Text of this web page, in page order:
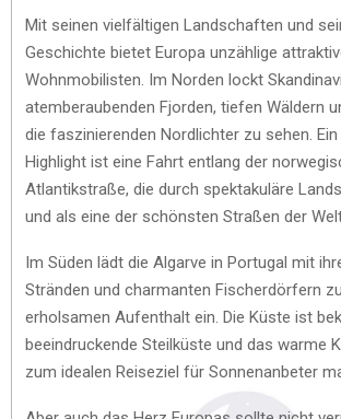
Mit seinen vielfältigen Landschaften und
Geschichte bietet Europa unzählige
Wohnmobilisten. Im Norden lockt
atemberaubenden Fjorden, tiefen Wäldern
die faszinierenden Nordlichter zu sehen.
Highlight ist eine Fahrt entlang der
Atlantikstraße, die durch spektakuläre
und als eine der schönsten Straßen der
Im Süden lädt die Algarve in Portugal mit
Stränden und charmanten Fischerdörfern
erholsamen Aufenthalt ein. Die Küste ist
beeindruckende Steilküste und das warme
zum idealen Reiseziel für Sonnenanbeter